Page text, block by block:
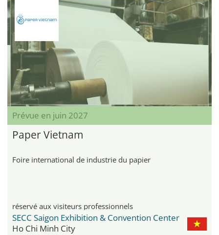
Prévue en juin 2027
Paper Vietnam
Foire international de industrie du papier
réservé aux visiteurs professionnels
SECC Saigon Exhibition & Convention Center
Ho Chi Minh City